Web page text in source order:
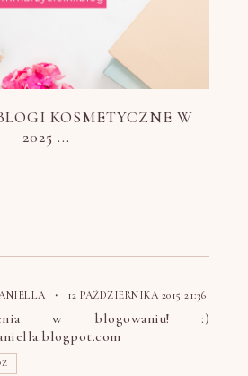
KOSMETYCZNE W
2025 ...
12 PAŹDZIERNIKA 2015 21:36
w blogowaniu! :)